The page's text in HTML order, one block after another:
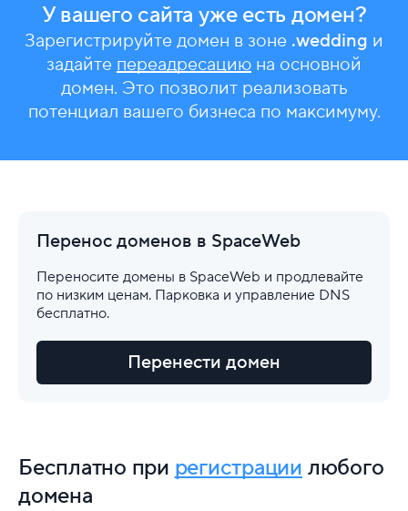
У вашего сайта уже есть домен?
Зарегистрируйте домен в зоне .wedding и
задайте переадресацию на основной
домен. Это позволит реализовать
потенциал вашего бизнеса по максимуму.
Перенос доменов в SpaceWeb
Переносите домены в SpaceWeb и продлевайте
по низким ценам. Парковка и управление DNS
бесплатно.
Перенести домен
Бесплатно при регистрации любого
домена